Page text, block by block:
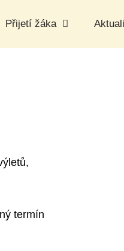
Přijetí žáka
termín